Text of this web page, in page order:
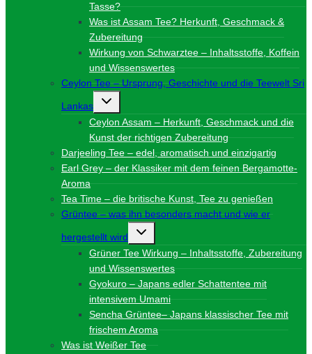
Tasse?
Was ist Assam Tee? Herkunft, Geschmack &
Zubereitung
Wirkung von Schwarztee – Inhaltsstoffe, Koffein
und Wissenswertes
Ceylon Tee – Ursprung, Geschichte und die Teewelt Sri
Lankas
Untermenü
Ceylon Assam – Herkunft, Geschmack und die
Kunst der richtigen Zubereitung
Darjeeling Tee – edel, aromatisch und einzigartig
Earl Grey – der Klassiker mit dem feinen Bergamotte-
Aroma
Tea Time – die britische Kunst, Tee zu genießen
Grüntee – was ihn besonders macht und wie er
hergestellt wird
Untermenü
Grüner Tee Wirkung – Inhaltsstoffe, Zubereitung
und Wissenswertes
Gyokuro – Japans edler Schattentee mit
intensivem Umami
Sencha Grüntee– Japans klassischer Tee mit
frischem Aroma
Was ist Weißer Tee